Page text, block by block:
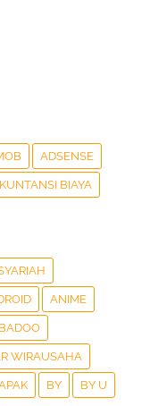
ADSENSE
BIAYA
ANIME
BADOO
WIRAUSAHA
BY BY U